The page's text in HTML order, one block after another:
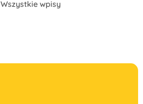
Wszystkie wpisy